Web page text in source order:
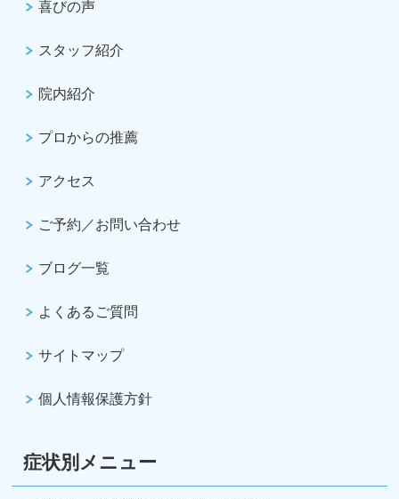
喜びの声
スタッフ紹介
院内紹介
プロからの推薦
アクセス
ご予約／お問い合わせ
ブログ一覧
よくあるご質問
サイトマップ
個人情報保護方針
症状別メニュー